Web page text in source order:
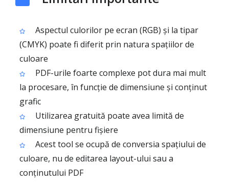
Aspectul culorilor pe ecran (RGB) și la tipar
(CMYK) poate fi diferit prin natura spațiilor de
culoare
PDF-urile foarte complexe pot dura mai mult
la procesare, în funcție de dimensiune și conținut
grafic
Utilizarea gratuită poate avea limită de
dimensiune pentru fișiere
Acest tool se ocupă de conversia spațiului de
culoare, nu de editarea layout-ului sau a
conținutului PDF